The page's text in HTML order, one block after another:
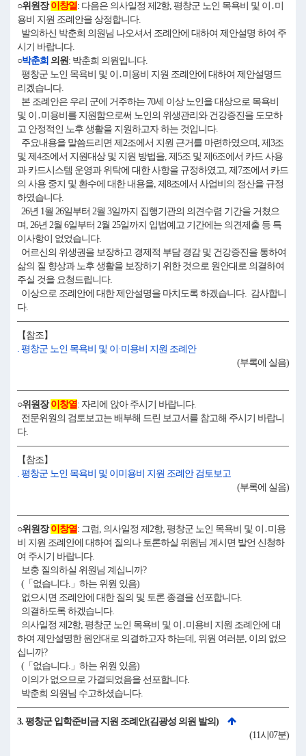
○위원장이창열: 다음은 의사일정 제2항, 평창군 노인 목욕비 및 이․미
용비 지원 조례안을 상정합니다.
발의하신 박춘희 의원님 나오셔서 조례안에 대하여 제안설명 하여 주
시기 바랍니다.
○박춘희 의원: 박춘희 의원입니다.
평창군 노인 목욕비 및 이․미용비 지원 조례안에 대하여 제안설명드
리겠습니다.
본 조례안은 우리 군에 거주하는 70세 이상 노인을 대상으로 목욕비
및 이․미용비를 지원함으로써 노인의 위생관리와 건강증진을 도모하
고 안정적인 노후 생활을 지원하고자 하는 것입니다.
주요내용을 말씀드리면 제2조에서 지원 근거를 마련하였으며, 제3조
및 제4조에서 지원대상 및 지원 방법을, 제5조 및 제6조에서 카드 사용
과 카드시스템 운영과 위탁에 대한 사항을 규정하였고, 제7조에서 카드
의 사용 중지 및 환수에 대한 내용을, 제8조에서 사업비의 정산을 규정
하였습니다.
26년 1월 26일부터 2월 3일까지 집행기관의 의견수렴 기간을 거쳤으
며, 26년 2월 6일부터 2월 25일까지 입법예고 기간에는 의견제출 등 특
이사항이 없었습니다.
어르신의 위생권을 보장하고 경제적 부담 경감 및 건강증진을 통하여
삶의 질 향상과 노후 생활을 보장하기 위한 것으로 원안대로 의결하여
주실 것을 요청드립니다.
이상으로 조례안에 대한 제안설명을 마치도록 하겠습니다. 감사합니
다.
【참조】
. 평창군 노인 목욕비 및 이·미용비 지원 조례안
(부록에 실음)
○위원장이창열: 자리에 앉아 주시기 바랍니다.
전문위원의 검토보고는 배부해 드린 보고서를 참고해 주시기 바랍니
다.
【참조】
. 평창군 노인 목욕비 및 이미용비 지원 조례안 검토보고
(부록에 실음)
○위원장이창열: 그럼, 의사일정 제2항, 평창군 노인 목욕비 및 이․미용
비 지원 조례안에 대하여 질의나 토론하실 위원님 계시면 발언 신청하
여 주시기 바랍니다.
보충 질의하실 위원님 계십니까?
(「없습니다.」하는 위원 있음)
없으시면 조례안에 대한 질의 및 토론 종결을 선포합니다.
의결하도록 하겠습니다.
의사일정 제2항, 평창군 노인 목욕비 및 이․미용비 지원 조례안에 대
하여 제안설명한 원안대로 의결하고자 하는데, 위원 여러분, 이의 없으
십니까?
(「없습니다.」하는 위원 있음)
이의가 없으므로 가결되었음을 선포합니다.
박춘희 의원님 수고하셨습니다.
3. 평창군 입학준비금 지원 조례안(김광성 의원 발의)
(11시07분)